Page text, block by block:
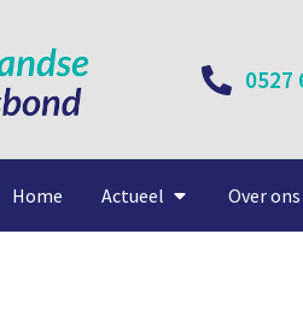
0527
Home Actueel Over ons